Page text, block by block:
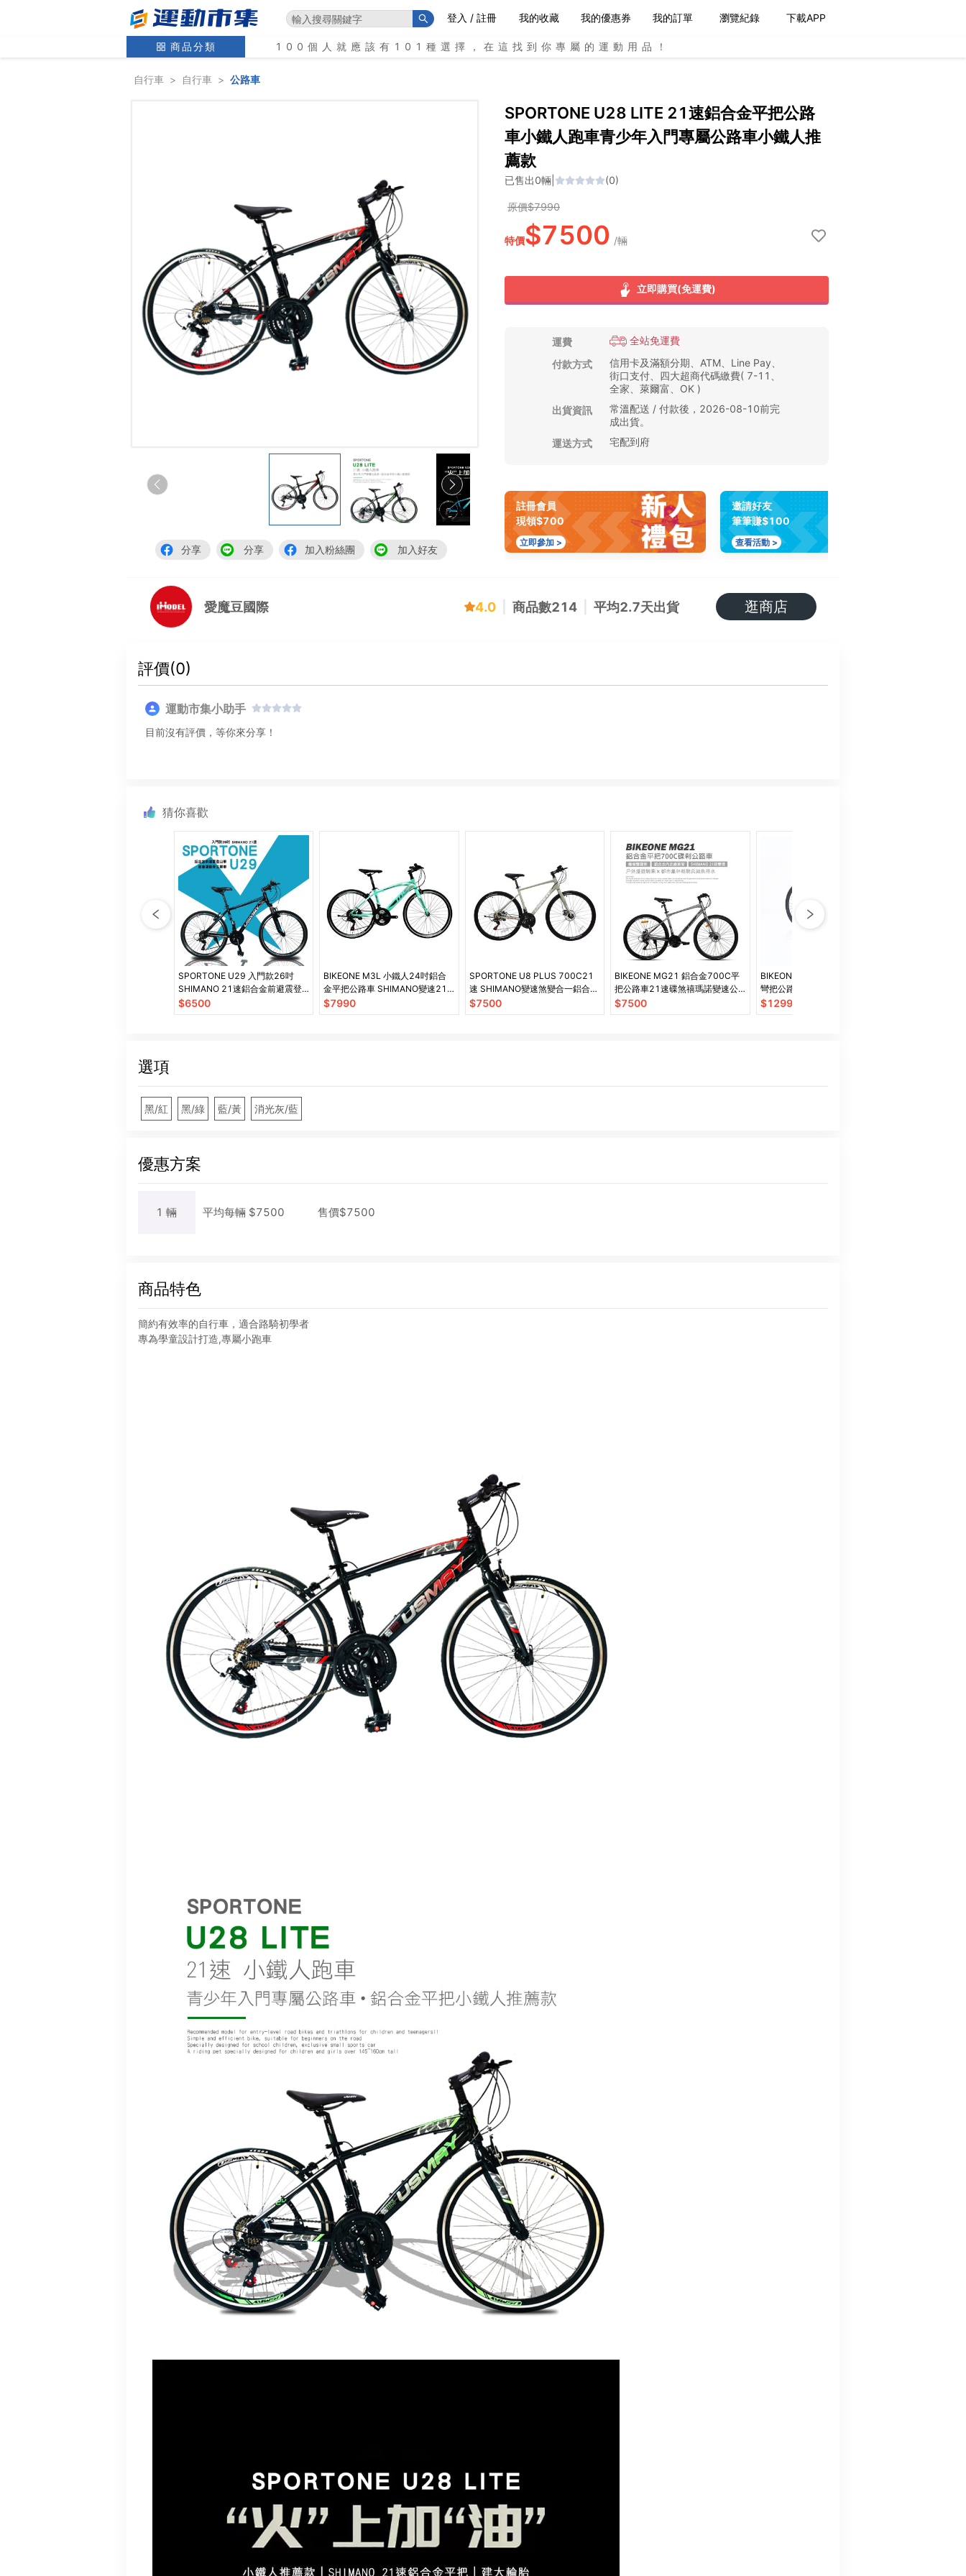
登入 / 註冊 我的收藏 我的優惠券 我的訂單 瀏覽紀錄 下載APP
商品分類 100個人就應該有101種選擇，在這找到你專屬的運動用品！
自行車 > 自行車 > 公路車
分享 分享 加入粉絲團 加入好友
SPORTONE U28 LITE 21速鋁合金平把公路
車小鐵人跑車青少年入門專屬公路車小鐵人推
薦款
已售出0輛 (0)
原價$7990
特價$7500 /輛
立即購買(免運費)
運費
全站免運費
付款方式
信用卡及滿額分期、ATM、Line Pay、
街口支付、四大超商代碼繳費( 7-11、
全家、萊爾富、OK )
出貨資訊
常溫配送 / 付款後，2026-08-10前完
成出貨。
運送方式
宅配到府
註冊會員
現領$700
立即參加 >
邀請好友
筆筆賺$100
查看活動 >
愛魔豆國際 4.0 商品數214 平均2.7天出貨 逛商店
評價(0)
運動市集小助手
目前沒有評價，等你來分享！
猜你喜歡
SPORTONE U29 入門款26吋
SHIMANO 21速鋁合金前避震登
山車都會運動學生單車
$6500
BIKEONE M3L 小鐵人24吋鋁合
金平把公路車 SHIMANO變速21
速
$7990
SPORTONE U8 PLUS 700C21
速 SHIMANO變速煞變合一鋁合金
平把公路車
$7500
BIKEONE MG21 鋁合金700C平
把公路車21速碟煞禧瑪諾變速公
路自行車煞變合一內走線
$7500
BIKEONE M5 PLUS 14速 鋁合金
彎把公路車煞變合一搭載前後碟煞
專為青少年兒童公路車設計
$12990
選項
黑/紅 黑/綠 藍/黃 消光灰/藍
優惠方案
1 輛 平均每輛 $7500 售價$7500
商品特色
簡約有效率的自行車，適合路騎初學者